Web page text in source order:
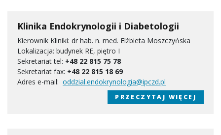
Klinika Endokrynologii i Diabetologii
Kierownik Kliniki: dr hab. n. med. Elżbieta Moszczyńska
Lokalizacja: budynek RE, piętro I
Sekretariat tel: +48 22 815 75 78
Sekretariat fax: +48 22 815 18 69
Adres e-mail: oddzial.endokrynologia@ipczd.pl
PRZECZYTAJ WIĘCEJ